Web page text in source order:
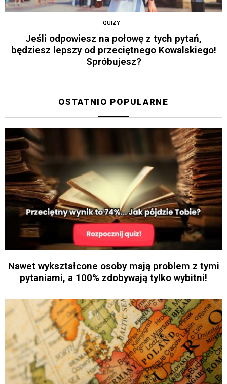
QUIZY
Jeśli odpowiesz na połowę z tych pytań,
będziesz lepszy od przeciętnego Kowalskiego!
Spróbujesz?
OSTATNIO POPULARNE
Nawet wykształcone osoby mają problem z tymi
pytaniami, a 100% zdobywają tylko wybitni!